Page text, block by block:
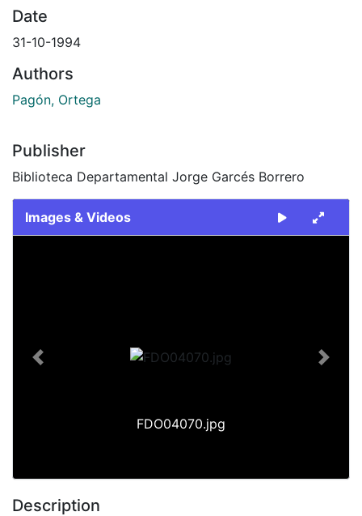
Date
31-10-1994
Authors
Pagón, Ortega
Publisher
Biblioteca Departamental Jorge Garcés Borrero
Images & Videos
FDO04070.jpg
Previous Next
Description